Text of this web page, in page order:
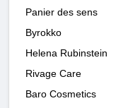
Panier des sens
Byrokko
Helena Rubinstein
Rivage Care
Baro Cosmetics